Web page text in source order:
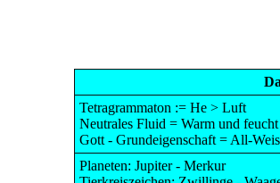
Tetragrammaton := He > Luft
Neutrales Fluid = Warm und feucht
Gott - Grundeigenschaft = All-
Planeten: Jupiter - Merkur